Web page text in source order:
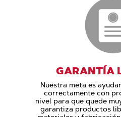
GARANTÍA
Nuestra meta es
correctamente con
nivel para que quede
garantiza productos